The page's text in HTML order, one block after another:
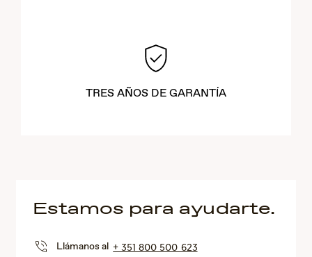
TRES AÑOS DE GARANTÍA
Estamos para ayudarte.
Llámanos al+ 351 800 500 623